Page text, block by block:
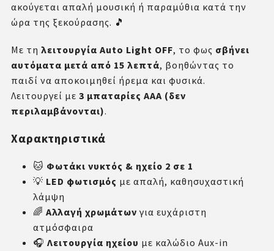
ακούγεται απαλή μουσική ή παραμύθια κατά την
ώρα της ξεκούρασης. 🎵
Με τη λειτουργία Auto Light OFF, το φως σβήνει
αυτόματα μετά από 15 λεπτά, βοηθώντας το
παιδί να αποκοιμηθεί ήρεμα και φυσικά.
Λειτουργεί με 3 μπαταρίες ΑΑΑ (δεν
περιλαμβάνονται).
Χαρακτηριστικά
🐱 Φωτάκι νυκτός & ηχείο 2 σε 1
💡 LED φωτισμός με απαλή, καθησυχαστική
λάμψη
🌈 Αλλαγή χρωμάτων για ευχάριστη
ατμόσφαιρα
🎧 Λειτουργία ηχείου με καλώδιο Aux-in